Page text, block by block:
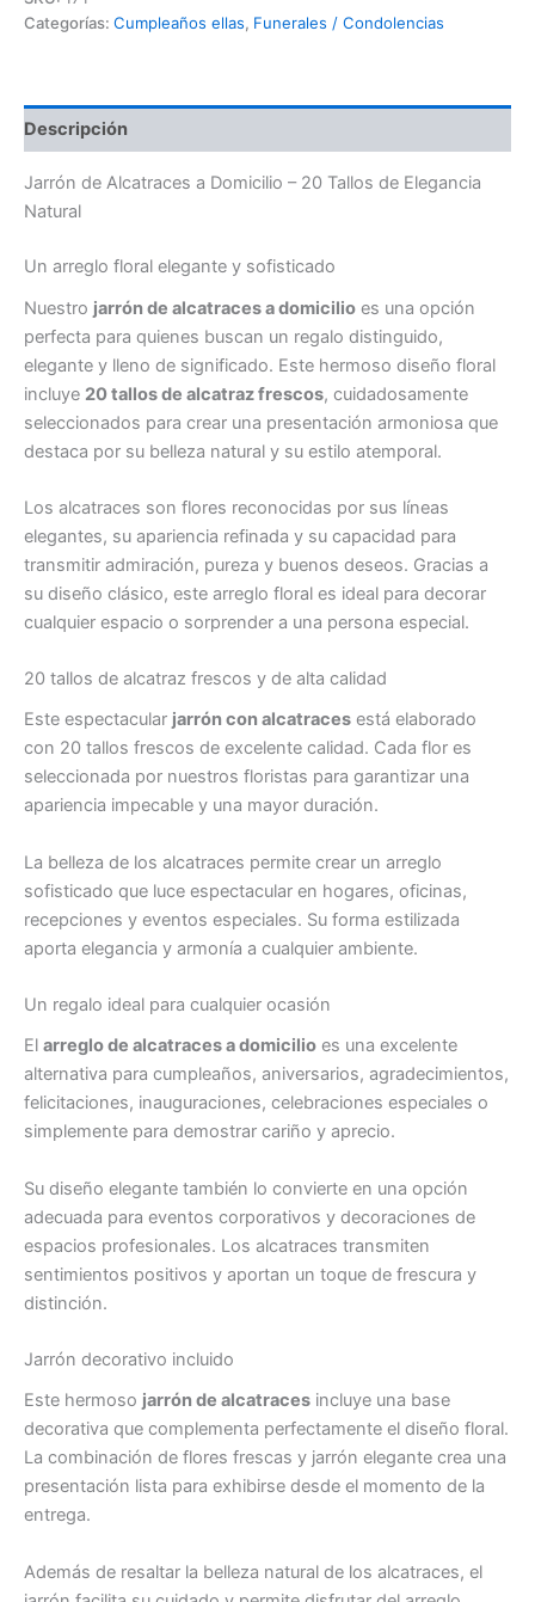
Domicilio
Categorías: Cumpleaños ellas, Funerales / Condolencias
Descripción
Jarrón de Alcatraces a Domicilio – 20 Tallos de Elegancia
Natural
Un arreglo floral elegante y sofisticado
Nuestro jarrón de alcatraces a domicilio es una opción
perfecta para quienes buscan un regalo distinguido,
elegante y lleno de significado. Este hermoso diseño floral
incluye 20 tallos de alcatraz frescos, cuidadosamente
seleccionados para crear una presentación armoniosa que
destaca por su belleza natural y su estilo atemporal.
Los alcatraces son flores reconocidas por sus líneas
elegantes, su apariencia refinada y su capacidad para
transmitir admiración, pureza y buenos deseos. Gracias a
su diseño clásico, este arreglo floral es ideal para decorar
cualquier espacio o sorprender a una persona especial.
20 tallos de alcatraz frescos y de alta calidad
Este espectacular jarrón con alcatraces está elaborado
con 20 tallos frescos de excelente calidad. Cada flor es
seleccionada por nuestros floristas para garantizar una
apariencia impecable y una mayor duración.
La belleza de los alcatraces permite crear un arreglo
sofisticado que luce espectacular en hogares, oficinas,
recepciones y eventos especiales. Su forma estilizada
aporta elegancia y armonía a cualquier ambiente.
Un regalo ideal para cualquier ocasión
El arreglo de alcatraces a domicilio es una excelente
alternativa para cumpleaños, aniversarios, agradecimientos,
felicitaciones, inauguraciones, celebraciones especiales o
simplemente para demostrar cariño y aprecio.
Su diseño elegante también lo convierte en una opción
adecuada para eventos corporativos y decoraciones de
espacios profesionales. Los alcatraces transmiten
sentimientos positivos y aportan un toque de frescura y
distinción.
Jarrón decorativo incluido
Este hermoso jarrón de alcatraces incluye una base
decorativa que complementa perfectamente el diseño floral.
La combinación de flores frescas y jarrón elegante crea una
presentación lista para exhibirse desde el momento de la
entrega.
Además de resaltar la belleza natural de los alcatraces, el